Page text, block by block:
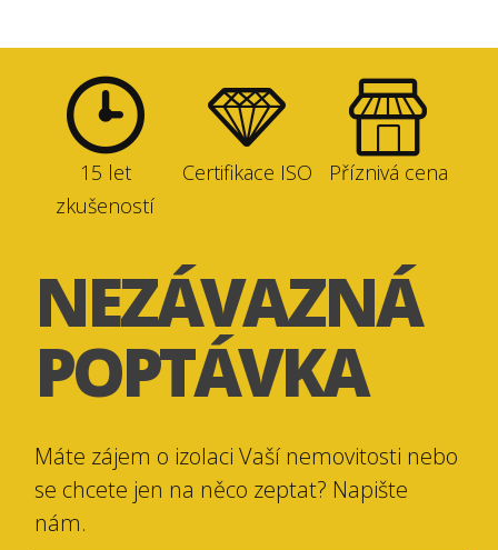
15 let
zkušeností
Certifikace ISO Příznivá cena
NEZÁVAZNÁ
POPTÁVKA
Máte zájem o izolaci Vaší nemovitosti nebo
se chcete jen na něco zeptat? Napište
nám.